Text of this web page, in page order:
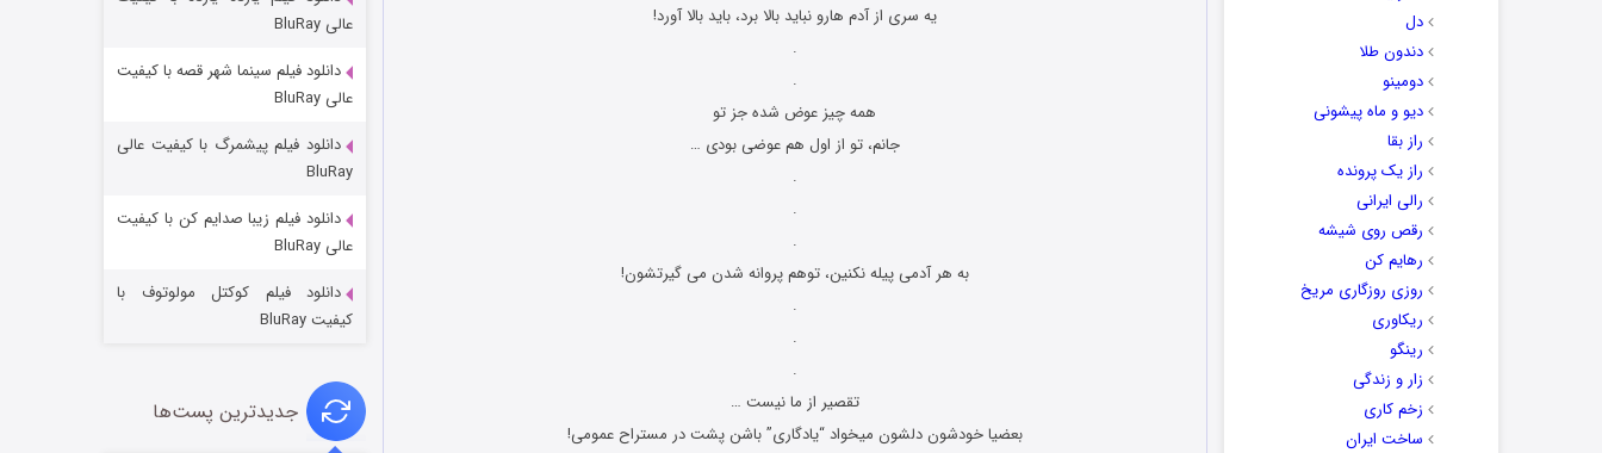
دل
دندون طلا
دومینو
دیو و ماه پیشونی
راز بقا
راز یک پرونده
رالی ایرانی
رقص روی شیشه
رهایم کن
روزی روزگاری مریخ
ریکاوری
رینگو
زار و زندگی
زخم کاری
ساخت ایران
یه سری از آدم هارو نباید بالا برد، باید بالا آورد!
.
.
همه چیز عوض شده جز تو
جانم، تو از اول هم عوضی بودی …
.
.
.
به هر آدمی پیله نکنین، توهم پروانه شدن می گیرتشون!
.
.
.
تقصیر از ما نیست …
بعضیا خودشون دلشون میخواد “یادگاری” باشن پشت در مستراح عمومی!
عملیات آپارتمان
عالی BluRay
دانلود فیلم سینما شهر قصه با کیفیت
عالی BluRay
دانلود فیلم پیشمرگ با کیفیت عالی
BluRay
دانلود فیلم زیبا صدایم کن با کیفیت
عالی BluRay
دانلود فیلم کوکتل مولوتوف با
کیفیت BluRay
جدیدترین پست‌ها